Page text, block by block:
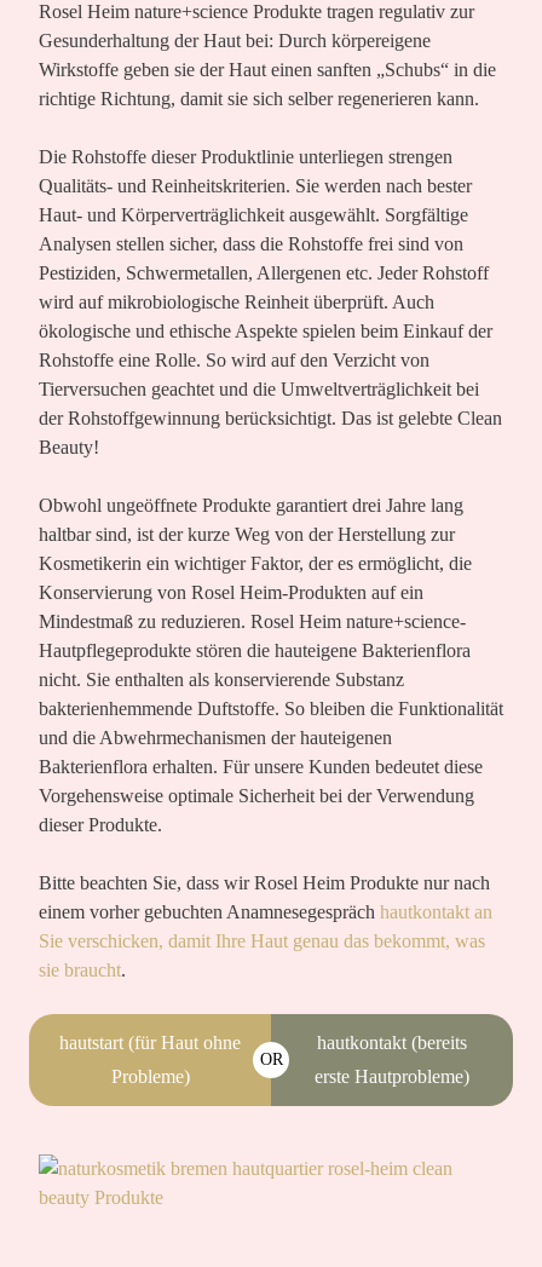
Rosel Heim nature+science Produkte tragen regulativ zur
Gesunderhaltung der Haut bei: Durch körpereigene
Wirkstoffe geben sie der Haut einen sanften „Schubs“ in die
richtige Richtung, damit sie sich selber regenerieren kann.
Die Rohstoffe dieser Produktlinie unterliegen strengen
Qualitäts- und Reinheitskriterien. Sie werden nach bester
Haut- und Körperverträglichkeit ausgewählt. Sorgfältige
Analysen stellen sicher, dass die Rohstoffe frei sind von
Pestiziden, Schwermetallen, Allergenen etc. Jeder Rohstoff
wird auf mikrobiologische Reinheit überprüft. Auch
ökologische und ethische Aspekte spielen beim Einkauf der
Rohstoffe eine Rolle. So wird auf den Verzicht von
Tierversuchen geachtet und die Umweltverträglichkeit bei
der Rohstoffgewinnung berücksichtigt. Das ist gelebte Clean
Beauty!
Obwohl ungeöffnete Produkte garantiert drei Jahre lang
haltbar sind, ist der kurze Weg von der Herstellung zur
Kosmetikerin ein wichtiger Faktor, der es ermöglicht, die
Konservierung von Rosel Heim-Produkten auf ein
Mindestmaß zu reduzieren. Rosel Heim nature+science-
Hautpflegeprodukte stören die hauteigene Bakterienflora
nicht. Sie enthalten als konservierende Substanz
bakterienhemmende Duftstoffe. So bleiben die Funktionalität
und die Abwehrmechanismen der hauteigenen
Bakterienflora erhalten. Für unsere Kunden bedeutet diese
Vorgehensweise optimale Sicherheit bei der Verwendung
dieser Produkte.
Bitte beachten Sie, dass wir Rosel Heim Produkte nur nach
einem vorher gebuchten Anamnesegespräch hautkontakt an
Sie verschicken, damit Ihre Haut genau das bekommt, was
sie braucht.
hautstart (für Haut ohne
Probleme)
OR
hautkontakt (bereits
erste Hautprobleme)